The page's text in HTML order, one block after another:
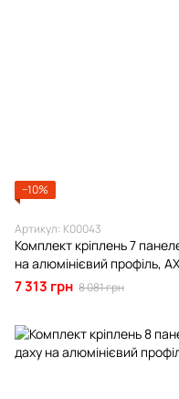
−10%
Артикул: К00043
Комплект кріплень 7
на алюмінієвий профіль,
7 313 грн 8 081 грн